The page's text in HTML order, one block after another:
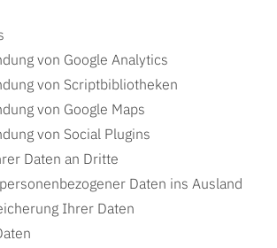
von Google Analytics
von Scriptbibliotheken
von Google Maps
von Social Plugins
Daten an Dritte
Daten ins Ausland
Ihrer Daten